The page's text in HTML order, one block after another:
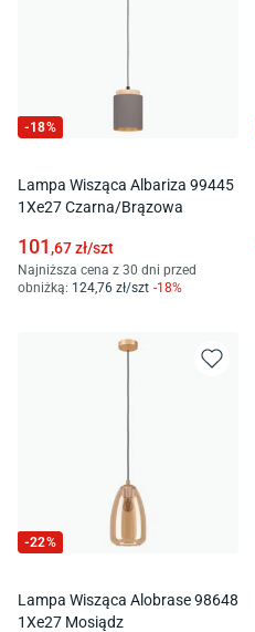
-18%
Lampa Wisząca Albariza 99445
1Xe27 Czarna/Brązowa
101 ,67zł/szt
Najniższa cena z 30 dni przed
obniżką: 124,76 zł/szt -18%
-22%
Lampa Wisząca Alobrase 98648
1Xe27 Mosiądz